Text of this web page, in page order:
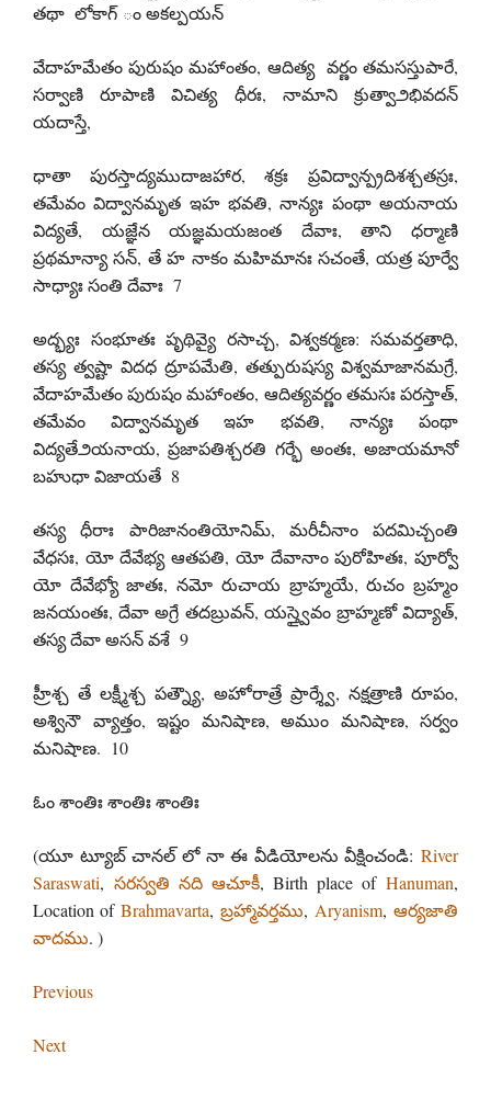
తథా లోకాగ్ ం అకల్పయన్
వేదాహమేతం పురుషం మహాంతం, ఆదిత్య వర్ణం తమసస్తుపారే,
సర్వాణి రూపాణి విచిత్య ధీరః, నామాని క్రుత్వా౨భివదన్
యదాస్తే,
ధాతా పురస్తాద్యముదాజహార, శక్రః ప్రవిద్వాన్ప్రదిశశ్చతస్రః,
తమేవం విద్వానమృత ఇహ భవతి, నాన్యః పంథా అయనాయ
విద్యతే, యజ్ఞేన యజ్ఞమయజంత దేవాః, తాని ధర్మాణి
ప్రథమాన్యా సన్, తే హ నాకం మహిమానః సచంతే, యత్ర పూర్వే
సాధ్యాః సంతి దేవాః 7
అద్భ్యః సంభూతః పృథివ్యై రసాచ్చ, విశ్వకర్మణ: సమవర్తతాధి,
తస్య త్వష్టా విదధ ద్రూపమేతి, తత్పురుషస్య విశ్వమాజానమగ్రే,
వేదాహమేతం పురుషం మహాంతం, ఆదిత్యవర్ణం తమసః పరస్తాత్,
తమేవం విద్వానమృత ఇహ భవతి, నాన్యః పంథా
విద్యతే౨యనాయ, ప్రజాపతిశ్చరతి గర్భే అంతః, అజాయమానో
బహుధా విజాయతే 8
తస్య ధీరాః పారిజానంతియోనిమ్, మరీచీనాం పదమిచ్చంతి
వేధసః, యో దేవేభ్య ఆతపతి, యో దేవానాం పురోహితః, పూర్వో
యో దేవేభ్యో జాతః, నమో రుచాయ బ్రాహ్మయే, రుచం బ్రహ్మం
జనయంతః, దేవా అగ్రే తదబ్రువన్, యస్త్వైవం బ్రాహ్మణో విద్యాత్,
తస్య దేవా అసన్ వశే 9
హ్రీశ్చ తే లక్ష్మీశ్చ పత్న్యౌ, అహోరాత్రే ప్రార్శ్వే, నక్షత్రాణి రూపం,
అశ్వినౌ వ్యాత్తం, ఇష్టం మనిషాణ, అముం మనిషాణ, సర్వం
మనిషాణ. 10
ఓం శాంతిః శాంతిః శాంతిః
(యూ ట్యూబ్ చానల్ లో నా ఈ వీడియోలను వీక్షించండి: River
Saraswati, సరస్వతి నది ఆచూకీ, Birth place of Hanuman,
Location of Brahmavarta, బ్రహ్మావర్తము, Aryanism, ఆర్యజాతి
వాదము. )
Previous
Next